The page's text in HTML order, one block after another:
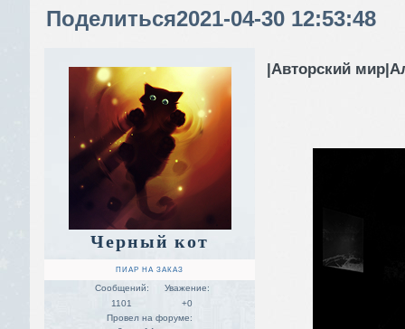
Поделиться2021-04-30 12:53:48
Черный кот
ПИАР НА ЗАКАЗ
Сообщений:
1101
Уважение:
+0
Провел на форуме:
|Авторский